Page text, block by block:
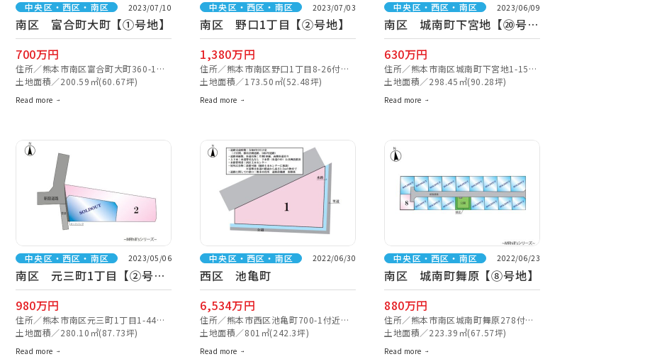
中央区・西区・南区 2023/07/10
南区 富合町大町【①号地】
700万円
住所／熊本市南区富合町大町360-1付
近【ナビ検索】
土地面積／200.59㎡(60.67坪)
Read more
中央区・西区・南区 2023/07/03
南区 野口1丁目【②号地】
1,380万円
住所／熊本市南区野口1丁目8-26付近
【ナビ検索】
土地面積／173.50㎡(52.48坪)
Read more
中央区・西区・南区 2023/06/09
南区 城南町下宮地【⑳号
地】
630万円
住所／熊本市南区城南町下宮地1-15付
近【ナビ検索】
土地面積／298.45㎡(90.28坪)
Read more
中央区・西区・南区 2023/05/06
南区 元三町1丁目【②号
地】
980万円
住所／熊本市南区元三町1丁目1-44付
近【ナビ検索】
土地面積／280.10㎡(87.73坪)
Read more
中央区・西区・南区 2022/06/30
西区 池亀町
6,534万円
住所／熊本市西区池亀町700-1付近
【ナビ検索】
土地面積／801㎡(242.3坪)
Read more
中央区・西区・南区 2022/06/23
南区 城南町舞原【⑧号地】
880万円
住所／熊本市南区城南町舞原278付近
【ナビ検索】
土地面積／223.39㎡(67.57坪)
Read more